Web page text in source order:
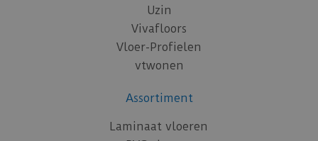
Uzin
Vivafloors
Vloer-Profielen
vtwonen
Assortiment
Laminaat vloeren